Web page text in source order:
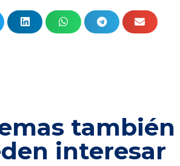
también
interesar